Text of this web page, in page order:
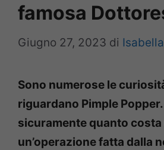
famosa
Giugno 27, 2023 di
Sono numerose le
riguardano Pimple Popper.
sicuramente quanto costa
un’operazione fatta dalla